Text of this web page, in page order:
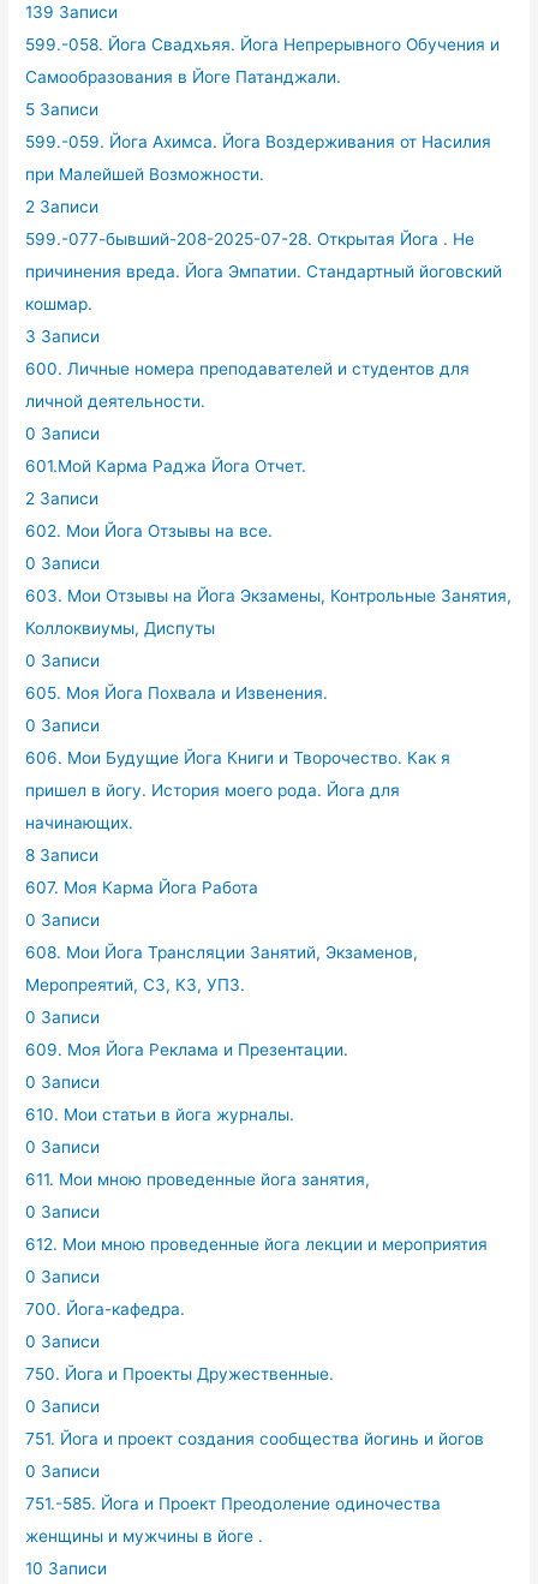
139 Записи
599.-058. Йога Свадхьяя. Йога Непрерывного Обучения и
Самообразования в Йоге Патанджали.
5 Записи
599.-059. Йога Ахимса. Йога Воздерживания от Насилия
при Малейшей Возможности.
2 Записи
599.-077-бывший-208-2025-07-28. Открытая Йога . Не
причинения вреда. Йога Эмпатии. Стандартный йоговский
кошмар.
3 Записи
600. Личные номера преподавателей и студентов для
личной деятельности.
0 Записи
601.Мой Карма Раджа Йога Отчет.
2 Записи
602. Мои Йога Отзывы на все.
0 Записи
603. Мои Отзывы на Йога Экзамены, Контрольные Занятия,
Коллоквиумы, Диспуты
0 Записи
605. Моя Йога Похвала и Извенения.
0 Записи
606. Мои Будущие Йога Книги и Творочество. Как я
пришел в йогу. История моего рода. Йога для
начинающих.
8 Записи
607. Моя Карма Йога Работа
0 Записи
608. Мои Йога Трансляции Занятий, Экзаменов,
Меропреятий, СЗ, КЗ, УПЗ.
0 Записи
609. Моя Йога Реклама и Презентации.
0 Записи
610. Мои статьи в йога журналы.
0 Записи
611. Мои мною проведенные йога занятия,
0 Записи
612. Мои мною проведенные йога лекции и мероприятия
0 Записи
700. Йога-кафедра.
0 Записи
750. Йога и Проекты Дружественные.
0 Записи
751. Йога и проект создания сообщества йогинь и йогов
0 Записи
751.-585. Йога и Проект Преодоление одиночества
женщины и мужчины в йоге .
10 Записи